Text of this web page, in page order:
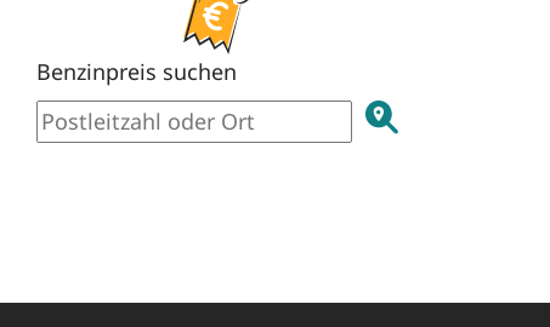
Benzinpreis suchen